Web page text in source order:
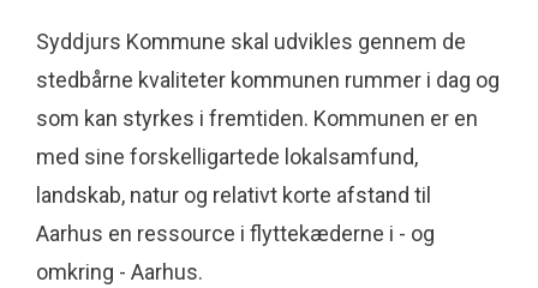
Syddjurs Kommune skal udvikles gennem de
stedbårne kvaliteter kommunen rummer i dag og
som kan styrkes i fremtiden. Kommunen er en
med sine forskelligartede lokalsamfund,
landskab, natur og relativt korte afstand til
Aarhus en ressource i flyttekæderne i - og
omkring - Aarhus.